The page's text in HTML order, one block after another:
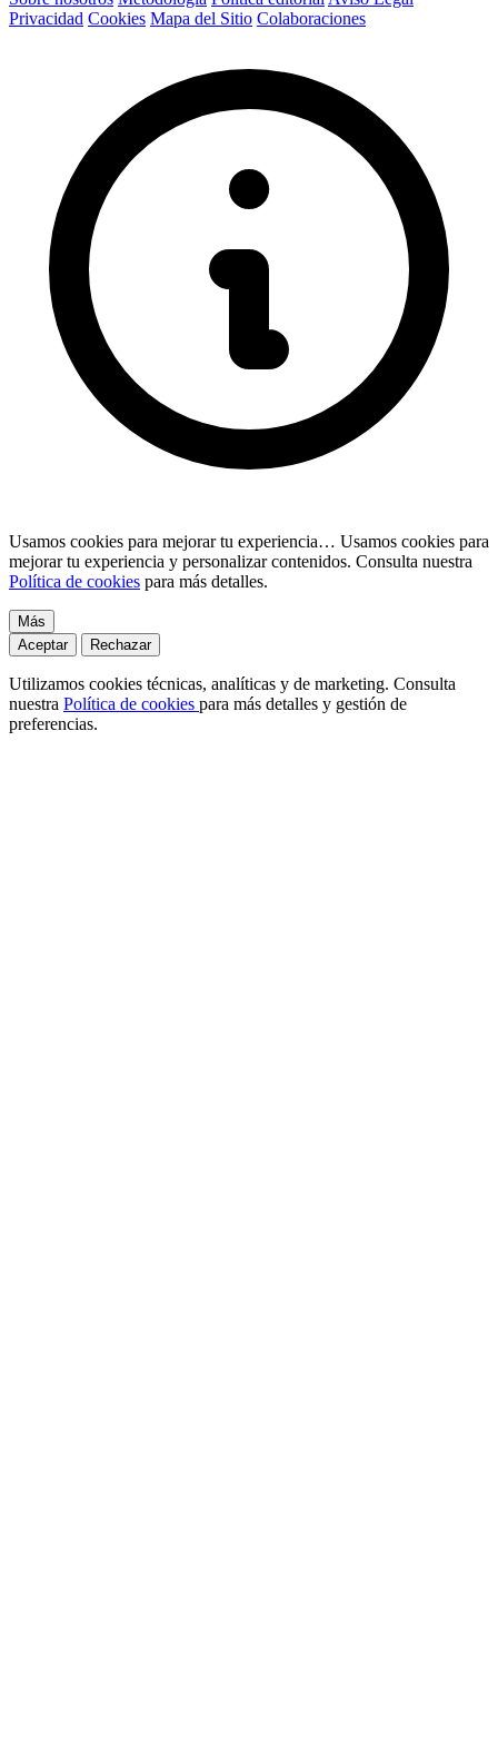
Privacidad Cookies Mapa del Sitio Colaboraciones
Usamos cookies para mejorar tu experiencia… Usamos cookies para
mejorar tu experiencia y personalizar contenidos. Consulta nuestra
Política de cookies para más detalles.
Más
Aceptar
Rechazar
Utilizamos cookies técnicas, analíticas y de marketing. Consulta
nuestra Política de cookies para más detalles y gestión de
preferencias.